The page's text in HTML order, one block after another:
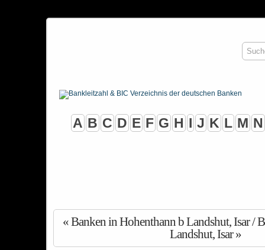
A B C D E F G H I J K L M N
« Banken in Hohenthann b Landshut, Isar /
Landshut, Isar »